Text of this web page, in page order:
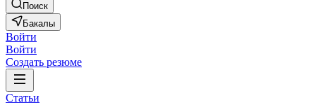
Поиск
Бакалы
Войти
Войти
Создать резюме
Статьи